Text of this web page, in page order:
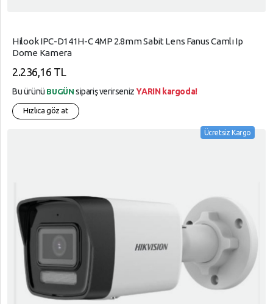
Hilook IPC-D141H-C 4MP 2.8mm Sabit Lens Fanus Camlı Ip
Dome Kamera
2.236,16 TL
Bu ürünü BUGÜN sipariş verirsenizYARIN kargoda!
Hızlıca göz at
Ücretsiz Kargo